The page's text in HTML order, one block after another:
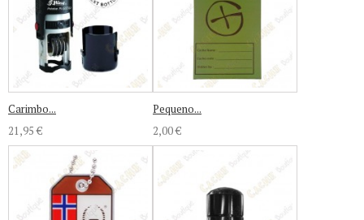
Carimbo...
21,95 €
Pequeno...
2,00 €